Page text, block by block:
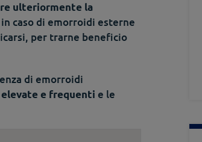
ulteriormente la
caso di emorroidi esterne
per trarne beneficio
di emorroidi
e frequenti e le